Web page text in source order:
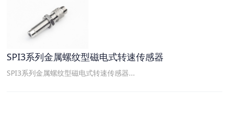
SPI3系列金属螺纹型磁电式转速传感器
SPI3系列金属螺纹型磁电式转速传感器...